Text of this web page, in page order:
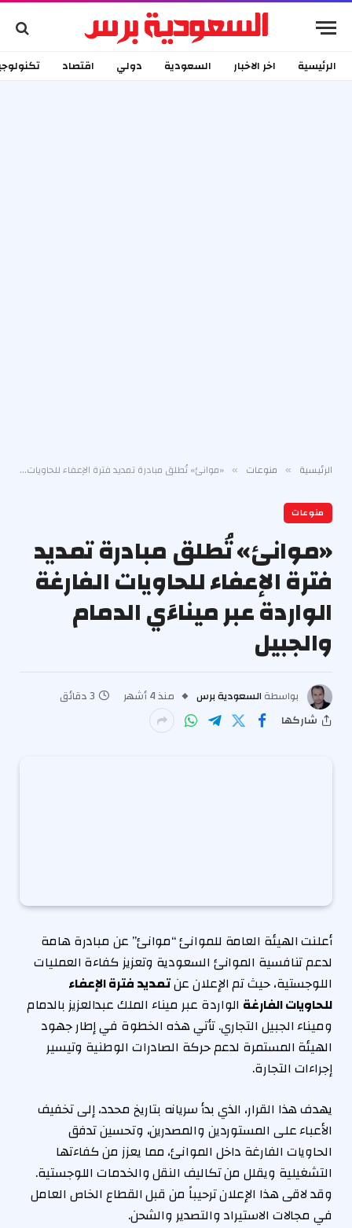
الرئيسية اخر الاخبار السعودية دولي اقتصاد
الرئيسية » منوعات » «موانئ» تُطلق مبادرة تمديد فترة الإعفاء للحاويات الفارغة الواردة عبر ميناءَي الدمام والجبيل
منوعات
«موانئ» تُطلق مبادرة تمديد
فترة الإعفاء للحاويات الفارغة
الواردة عبر ميناءَي الدمام
والجبيل
بواسطة السعودية برس منذ 4 أشهر
3 دقائق
شاركها
أعلنت الهيئة العامة للموانئ “موانئ” عن مبادرة هامة
لدعم تنافسية الموانئ السعودية وتعزيز كفاءة العمليات
اللوجستية، حيث تم الإعلان عنتمديد فترة الإعفاء
للحاويات الفارغة الواردة عبر ميناء الملك عبدالعزيز بالدمام
وميناء الجبيل التجاري. تأتي هذه الخطوة في إطار جهود
الهيئة المستمرة لدعم حركة الصادرات الوطنية وتيسير
إجراءات التجارة.
يهدف هذا القرار، الذي بدأ سريانه بتاريخ محدد، إلى تخفيف
الأعباء على المستوردين والمصدرين، وتحسين تدفق
الحاويات الفارغة داخل الموانئ، مما يعزز من كفاءتها
التشغيلية ويقلل من تكاليف النقل والخدمات اللوجستية.
وقد لاقى هذا الإعلان ترحيباً من قبل القطاع الخاص العامل
في مجالات الاستيراد والتصدير والشحن.